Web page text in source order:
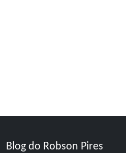
Blog do Robson Pires